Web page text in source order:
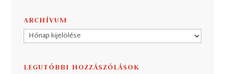
ARCHÍVUM
Archívum
LEGUTÓBBI HOZZÁSZÓLÁSOK